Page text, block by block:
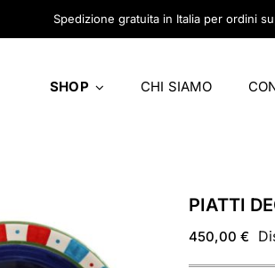
Spedizione gratuita in Italia per ordini
SHOP
PIATTI BIANCO E NERO
PIATTI MARENOSTRO
CHI SIAMO
PIATTI
450,00 €